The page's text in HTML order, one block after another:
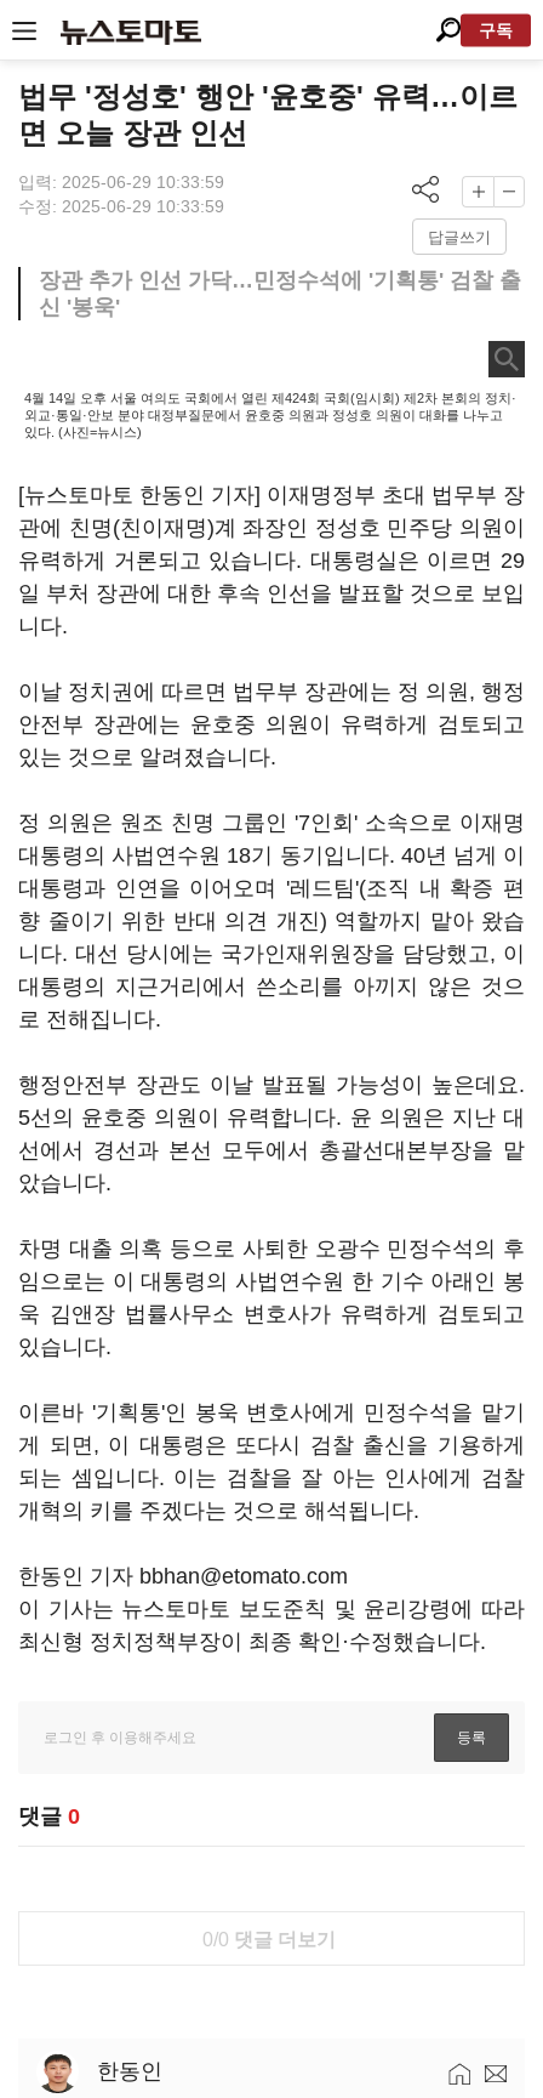
구독
법무 '정성호' 행안 '윤호중' 유력…이르
면 오늘 장관 인선
입력: 2025-06-29 10:33:59
수정: 2025-06-29 10:33:59
답글쓰기
장관 추가 인선 가닥…민정수석에 '기획통' 검찰 출
신 '봉욱'
4월 14일 오후 서울 여의도 국회에서 열린 제424회 국회(임시회) 제2차 본회의 정치·
외교·통일·안보 분야 대정부질문에서 윤호중 의원과 정성호 의원이 대화를 나누고
있다. (사진=뉴시스)
[뉴스토마토 한동인 기자] 이재명정부 초대 법무부 장
관에 친명(친이재명)계 좌장인 정성호 민주당 의원이
유력하게 거론되고 있습니다. 대통령실은 이르면 29
일 부처 장관에 대한 후속 인선을 발표할 것으로 보입
니다.
이날 정치권에 따르면 법무부 장관에는 정 의원, 행정
안전부 장관에는 윤호중 의원이 유력하게 검토되고
있는 것으로 알려졌습니다.
정 의원은 원조 친명 그룹인 '7인회' 소속으로 이재명
대통령의 사법연수원 18기 동기입니다. 40년 넘게 이
대통령과 인연을 이어오며 '레드팀'(조직 내 확증 편
향 줄이기 위한 반대 의견 개진) 역할까지 맡아 왔습
니다. 대선 당시에는 국가인재위원장을 담당했고, 이
대통령의 지근거리에서 쓴소리를 아끼지 않은 것으
로 전해집니다.
행정안전부 장관도 이날 발표될 가능성이 높은데요.
5선의 윤호중 의원이 유력합니다. 윤 의원은 지난 대
선에서 경선과 본선 모두에서 총괄선대본부장을 맡
았습니다.
차명 대출 의혹 등으로 사퇴한 오광수 민정수석의 후
임으로는 이 대통령의 사법연수원 한 기수 아래인 봉
욱 김앤장 법률사무소 변호사가 유력하게 검토되고
있습니다.
이른바 '기획통'인 봉욱 변호사에게 민정수석을 맡기
게 되면, 이 대통령은 또다시 검찰 출신을 기용하게
되는 셈입니다. 이는 검찰을 잘 아는 인사에게 검찰
개혁의 키를 주겠다는 것으로 해석됩니다.
한동인 기자 bbhan@etomato.com
이 기사는 뉴스토마토 보도준칙 및 윤리강령에 따라
최신형 정치정책부장이 최종 확인·수정했습니다.
댓글 0
0/0 댓글 더보기
한동인